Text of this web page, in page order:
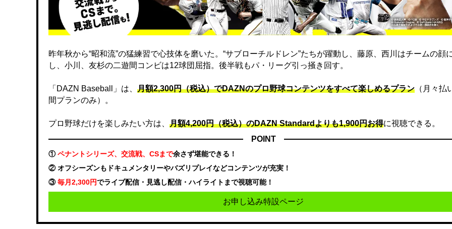
昨年秋から“昭和流”の猛練習で心技体を磨いた。“サブローチルドレン”たちが躍動し、藤原、西川はチームの顔
し、小川、友杉の二遊間コンビは12球団屈指。後半戦もパ・リーグ引っ掻き回す。
「DAZN Baseball」は、 月額2,300円（税込）でDAZNのプロ野球コンテンツをすべて楽しめるプラン （月々払
間プランのみ）。
プロ野球だけを楽しみたい方は、 月額4,200円（税込）のDAZN Standard​よりも1,900円お得に視聴できる。
POINT
①ペナントシリーズ、交流戦、CSまで余さず堪能できる！
② オフシーズンもドキュメンタリーやバズリプレイなどコンテンツが充実！
③毎月2,300円でライブ配信・見逃し配信・ハイライトまで視聴可能！
お申し込み特設ページ